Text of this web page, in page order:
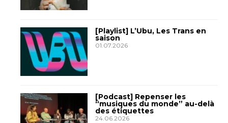
[Playlist] L’Ubu, Les Trans en
saison
01.07.2026
[Podcast] Repenser les
“musiques du monde” au-delà
des étiquettes
24.06.2026